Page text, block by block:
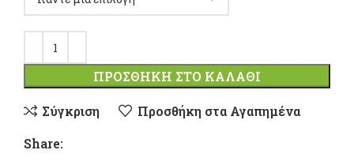
ΠΡΟΣΘΉΚΗ ΣΤΟ ΚΑΛΆΘΙ
Σύγκριση
Προσθήκη στα Αγαπημένα
Share: